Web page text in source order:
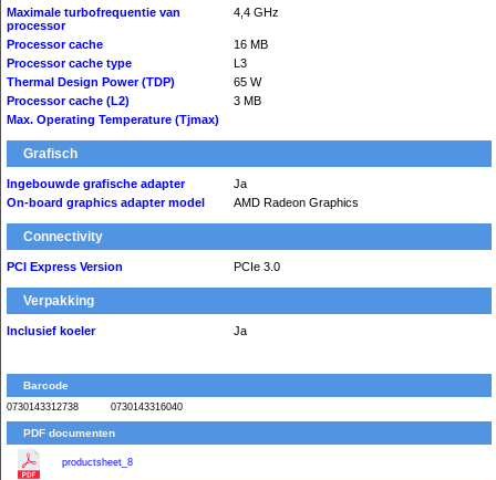
Maximale turbofrequentie van
processor
4,4 GHz
Processor cache
16 MB
Processor cache type
L3
Thermal Design Power (TDP)
65 W
Processor cache (L2)
3 MB
Max. Operating Temperature (Tjmax)
Grafisch
Ingebouwde grafische adapter
Ja
On-board graphics adapter model
AMD Radeon Graphics
Connectivity
PCI Express Version PCIe 3.0
Verpakking
Inclusief koeler Ja
Barcode
0730143312738 0730143316040
PDF documenten
productsheet_8